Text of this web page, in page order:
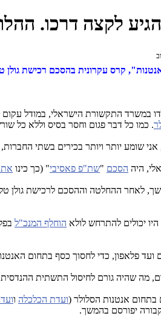
לקצה דרכו.
קרס עקרונית בהסכם רכישת
במשרד התקשורת הישראלי, במודל עקום
. כמו כל דבר פגום וחסר בסיס וללא כל
שומע יותר ויותר בכירים בשתי
היה הסכם "שת"פ פאסיבי" (כך כינו את
לאחר ההחלטה וההסכם לרכישת גולן
יכולים להתרחש לולא הוחלף המנכ"ל
ועד פלאפון, כדי לחסוך כסף בתחום
שהיה גורם לחיסול התשתית ההנדסית
בתחום אנטנות הסלולר (ועדת הכלכלה ו
יפורסם בהמשך.